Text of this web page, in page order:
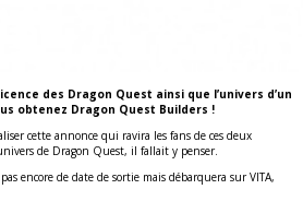
des Dragon Quest ainsi que l’univers d’un
obtenez Dragon Quest Builders !
cette annonce qui ravira les fans de ces deux
de Dragon Quest, il fallait y penser.
encore de date de sortie mais débarquera sur VITA,